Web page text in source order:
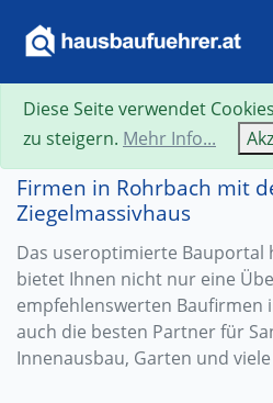
Firmen in Rohrbach mit
Ziegelmassivhaus
Das useroptimierte Bauportal
bietet Ihnen nicht nur eine
empfehlenswerten Baufirmen
auch die besten Partner für
Innenausbau, Garten und
Diese Seite verwendet
zu steigern. Mehr Info...